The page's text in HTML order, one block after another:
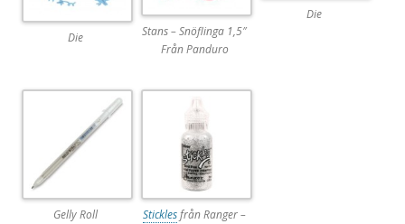
Die
Stans – Snöflinga 1,5″
Från Panduro
Die
Gelly Roll Sticklesfrån Ranger –